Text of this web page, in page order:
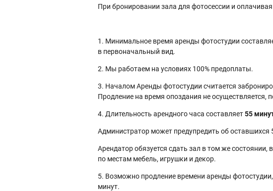
При бронировании зала для фотосессии и
1. Минимальное время аренды фотостудии
в первоначальный вид.
2. Мы работаем на условиях 100% предоплаты.
3. Началом Аренды фотостудии считается
Продление на время опоздания не осуществляется,
4. Длительность арендного часа составляет55
Администратор может предупредить об оставшихся
Арендатор обязуется сдать зал в том же
по местам мебель, игрушки и декор.
5. Возможно продление времени аренды
минут.